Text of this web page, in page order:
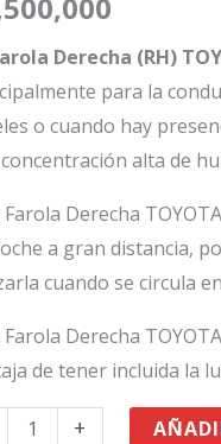
Derecha (RH)
para la
o cuando hay
alta de
Farola Derecha
a gran distancia,
cuando se circula
Farola Derecha
de tener incluida la
+